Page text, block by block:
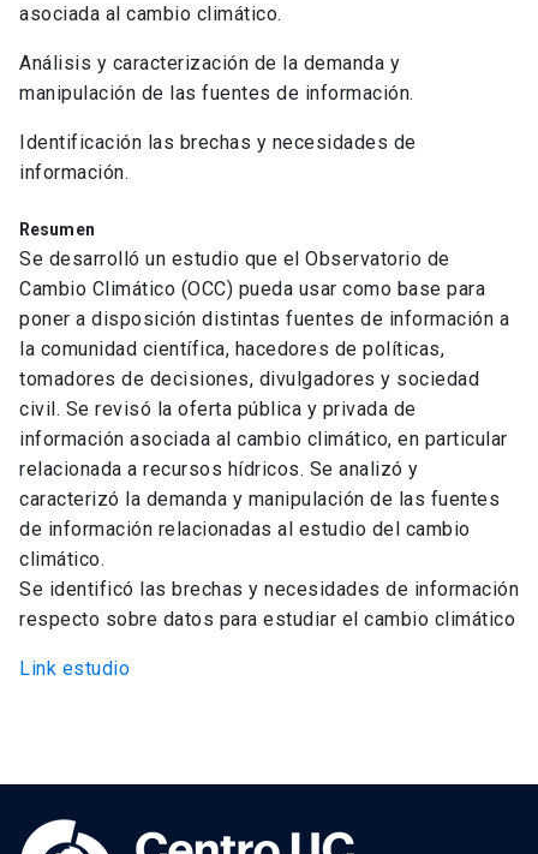
asociada al cambio climático.
Análisis y caracterización de la demanda y
manipulación de las fuentes de información.
Identificación las brechas y necesidades de
información.
Resumen
Se desarrolló un estudio que el Observatorio de
Cambio Climático (OCC) pueda usar como base para
poner a disposición distintas fuentes de información a
la comunidad científica, hacedores de políticas,
tomadores de decisiones, divulgadores y sociedad
civil. Se revisó la oferta pública y privada de
información asociada al cambio climático, en particular
relacionada a recursos hídricos. Se analizó y
caracterizó la demanda y manipulación de las fuentes
de información relacionadas al estudio del cambio
climático.
Se identificó las brechas y necesidades de información
respecto sobre datos para estudiar el cambio climático
Link estudio